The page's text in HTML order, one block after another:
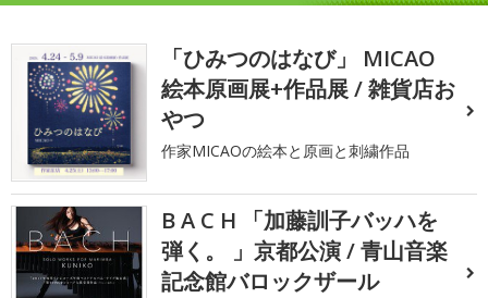
「ひみつのはなび」 MICAO
絵本原画展+作品展 / 雑貨店お
やつ
作家MICAOの絵本と原画と刺繍作品
B A C H 「加藤訓子バッハを
弾く。 」京都公演 / 青山音楽
記念館バロックザール